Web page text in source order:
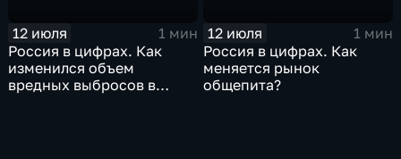
12 июля
1 мин
Россия в цифрах. Как
изменился объем
вредных выбросов в
12 июля
1 мин
Россия в цифрах. Как
меняется рынок
общепита?